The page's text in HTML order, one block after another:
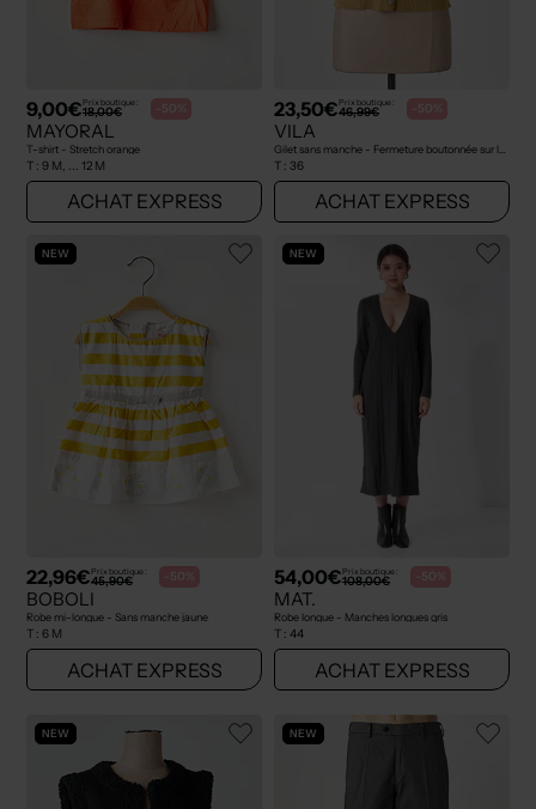
9,00€Prix boutique :
18,00€ -50%
MAYORAL
T-shirt - Stretch orange
T : 9 M, ... 12 M
ACHAT EXPRESS
23,50€Prix boutique :
46,99€ -50%
VILA
T : 36
ACHAT EXPRESS
NEW
22,96€Prix boutique :
45,90€ -50%
BOBOLI
Robe mi-longue - Sans manche jaune
T : 6 M
ACHAT EXPRESS
NEW
54,00€Prix boutique :
108,00€ -50%
MAT.
Robe longue - Manches longues gris
T : 44
ACHAT EXPRESS
NEW NEW